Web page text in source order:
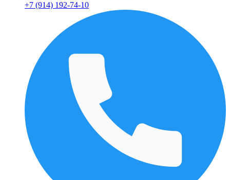
+7 (914) 192-74-10